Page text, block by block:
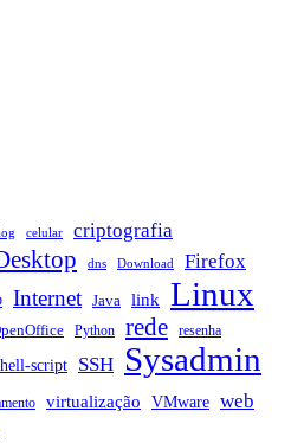
celular criptografia
dns Download Firefox
Internet Java link Linux
Python rede resenha
script SSH Sysadmin
virtualização VMware web